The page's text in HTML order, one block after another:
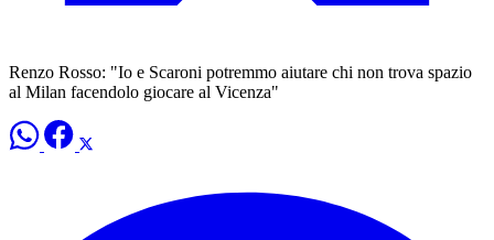
Renzo Rosso: "Io e Scaroni potremmo aiutare chi non trova spazio
al Milan facendolo giocare al Vicenza"